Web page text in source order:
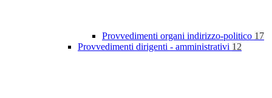
Provvedimenti organi indirizzo-politico 17
Provvedimenti dirigenti - amministrativi 12